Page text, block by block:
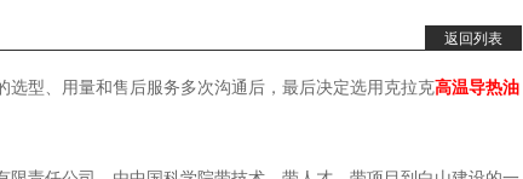
返回列表
型、用量和售后服务多次沟通后，最后决定选用克拉克高温导热油